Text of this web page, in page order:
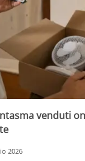
venduti
2026